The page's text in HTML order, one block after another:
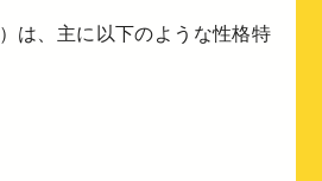
は、主に以下のような性格特